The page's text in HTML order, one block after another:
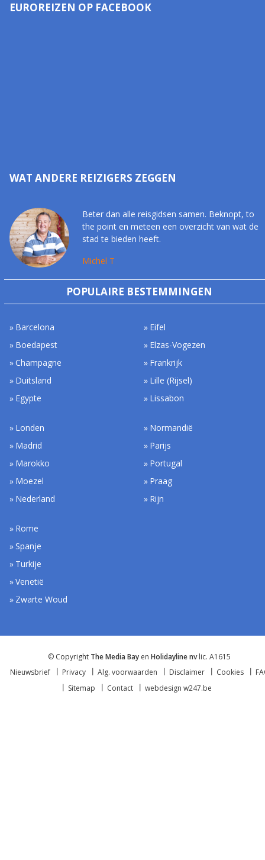
EUROREIZEN OP FACEBOOK
WAT ANDERE REIZIGERS ZEGGEN
Beter dan alle reisgidsen samen. Beknopt, to
the point en meteen een overzicht van wat de
stad te bieden heeft.
Michel T
POPULAIRE BESTEMMINGEN
Barcelona
Boedapest
Champagne
Duitsland
Egypte
Eifel
Elzas-Vogezen
Frankrijk
Lille (Rijsel)
Lissabon
Londen
Madrid
Marokko
Moezel
Nederland
Normandië
Parijs
Portugal
Praag
Rijn
Rome
Spanje
Turkije
Venetië
Zwarte Woud
© Copyright The Media Bay en Holidayline nvlic. A1615
Nieuwsbrief
Privacy Alg. voorwaarden Disclaimer Cookies
Sitemap
Contact webdesign w247.be